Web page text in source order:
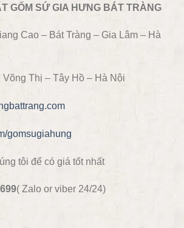
GỐM SỨ GIA HƯNG BÁT TRÀNG
Cao – Bát Tràng – Gia Lâm – Hà
Thị – Tây Hồ – Hà Nội
gomsugiahung
tôi để có giá tốt nhất
( Zalo or viber 24/24)